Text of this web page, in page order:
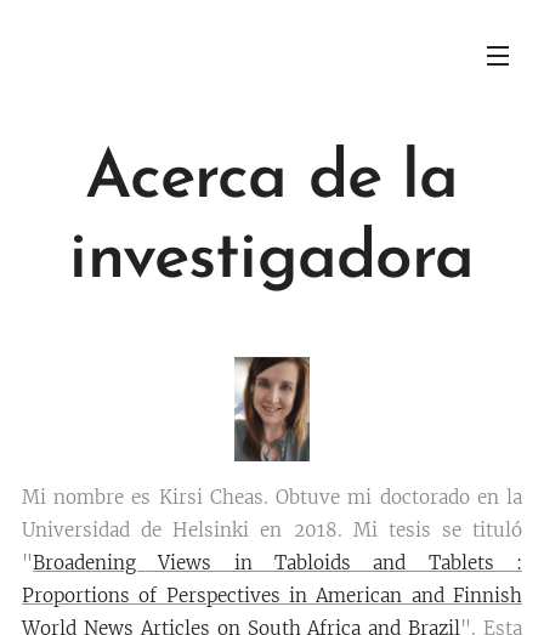
Acerca de la
investigadora
Mi nombre es Kirsi Cheas. Obtuve mi doctorado en la
Universidad de Helsinki en 2018. Mi tesis se tituló
"Broadening Views in Tabloids and Tablets :
Proportions of Perspectives in American and Finnish
World News Articles on South Africa and Brazil ". Esta